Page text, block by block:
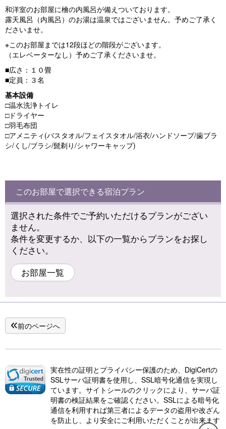
和洋室のお部屋に檜の内風呂が備えついております。
露天風呂（内風呂）のお湯は温泉ではございません。予めご了承く
ださいませ。
※このお部屋までは12段ほどの階段がございます。
（エレベーターなし）予めご了承くださいませ。
■広さ：１０畳
■定員：３名
基本設備
□温水洗浄トイレ
□ドライヤー
□羽毛布団
□アメニティ(バスタオル/フェイスタオル/浴衣/ハンドソープ/歯ブラ
シ/くし/ブラシ/髭剃り/シャワーキャップ)
このお部屋で選択できる宿泊プラン
選択された条件でご予約いただけるプランがござい
ません。
条件を変更するか、以下の一覧からプランをお探し
ください。
お部屋一覧
前のページへ
実在性の証明とプライバシー保護のため、DigiCertの
SSLサーバ証明書を使用し、SSL暗号化通信を実現し
ています。サイトシールのクリックにより、サーバ証
明書の検証結果をご確認ください。SSLによる暗号化
通信を利用すれば第三者によるデータの盗用や改ざん
を防止し、より安全にご利用いただくことが出来ます